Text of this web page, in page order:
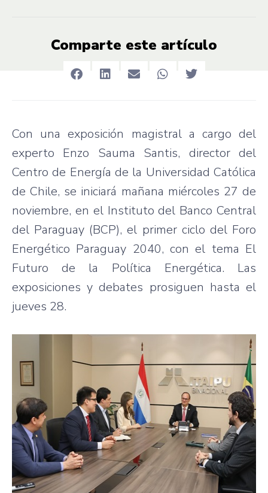
Comparte este artículo
Con una exposición magistral a cargo del
experto Enzo Sauma Santis, director del
Centro de Energía de la Universidad Católica
de Chile, se iniciará mañana miércoles 27 de
noviembre, en el Instituto del Banco Central
del Paraguay (BCP), el primer ciclo del Foro
Energético Paraguay 2040, con el tema El
Futuro de la Política Energética. Las
exposiciones y debates prosiguen hasta el
jueves 28.